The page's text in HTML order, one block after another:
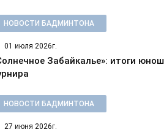
НОВОСТИ БАДМИНТОНА
01 июля 2026г.
Забайкалье»: итоги
НОВОСТИ БАДМИНТОНА
27 июня 2026г.